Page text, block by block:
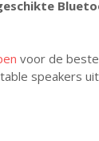
voor de
speakers